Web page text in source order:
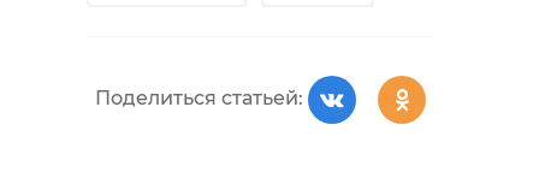
Поделиться статьей: